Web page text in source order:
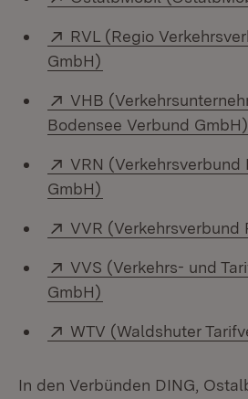
Extern:
RVL (Regio
GmbH)
Extern:
VHB
Bodensee Verbund GmbH)
Extern:
VRN (Verkehrsverbund
GmbH)
Extern:
VVR (Verkehrsverbund
Extern:
VVS (Verkehrs- und
GmbH)
Extern:
WTV (Waldshuter
In den Verbünden DING,